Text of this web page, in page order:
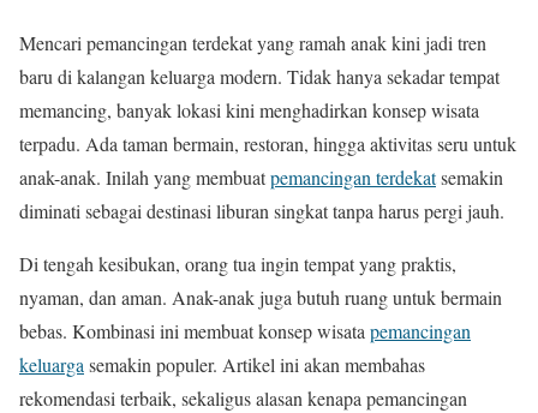
Mencari pemancingan terdekat yang ramah anak kini jadi tren
baru di kalangan keluarga modern. Tidak hanya sekadar tempat
memancing, banyak lokasi kini menghadirkan konsep wisata
terpadu. Ada taman bermain, restoran, hingga aktivitas seru untuk
anak-anak. Inilah yang membuatpemancingan terdekatsemakin
diminati sebagai destinasi liburan singkat tanpa harus pergi jauh.
Di tengah kesibukan, orang tua ingin tempat yang praktis,
nyaman, dan aman. Anak-anak juga butuh ruang untuk bermain
bebas. Kombinasi ini membuat konsep wisatapemancingan
keluargasemakin populer. Artikel ini akan membahas
rekomendasi terbaik, sekaligus alasan kenapa pemancingan